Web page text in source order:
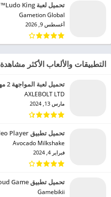
تحميل لعبة Ludo King™ مهكرة للاندرويد 2024
Gametion Global‏
أغسطس 9, 2026
التطبيقات والألعاب الأكثر مشاهدة
تحميل لعبة المواجهة 2 مهكرة للاندرويد 2024
AXLEBOLT LTD‏
مارس 13, 2024
تحميل تطبيق Provid Video Player مهكر للاندرويد 2024
Avocado Milkshake‏
فبراير 4, 2024
تحميل تطبيق Bikii Cloud Game مهكر للاندرويد 2024
Gamebikii‏